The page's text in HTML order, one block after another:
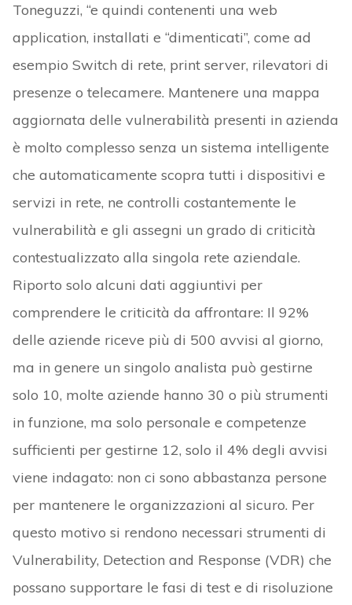
Toneguzzi, “e quindi contenenti una web
application, installati e “dimenticati”, come ad
esempio Switch di rete, print server, rilevatori di
presenze o telecamere. Mantenere una mappa
aggiornata delle vulnerabilità presenti in azienda
è molto complesso senza un sistema intelligente
che automaticamente scopra tutti i dispositivi e
servizi in rete, ne controlli costantemente le
vulnerabilità e gli assegni un grado di criticità
contestualizzato alla singola rete aziendale.
Riporto solo alcuni dati aggiuntivi per
comprendere le criticità da affrontare: Il 92%
delle aziende riceve più di 500 avvisi al giorno,
ma in genere un singolo analista può gestirne
solo 10, molte aziende hanno 30 o più strumenti
in funzione, ma solo personale e competenze
sufficienti per gestirne 12, solo il 4% degli avvisi
viene indagato: non ci sono abbastanza persone
per mantenere le organizzazioni al sicuro. Per
questo motivo si rendono necessari strumenti di
Vulnerability, Detection and Response (VDR) che
possano supportare le fasi di test e di risoluzione